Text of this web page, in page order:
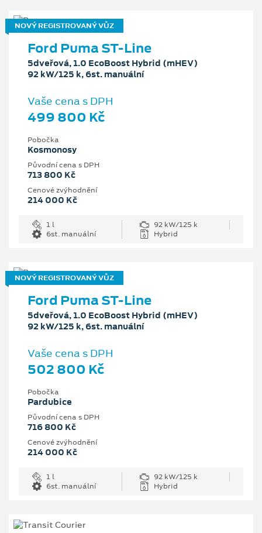
NOVÝ REGISTROVANÝ VŮZ
Ford Puma ST-Line
5dveřová, 1.0 EcoBoost Hybrid (mHEV)
92 kW/125 k, 6st. manuální
Vaše cena s DPH
499 800 Kč
Pobočka
Kosmonosy
Původní cena s DPH
713 800 Kč
Cenové zvýhodnění
214 000 Kč
1 l
92 kW/125 k
6st. manuální
Hybrid
NOVÝ REGISTROVANÝ VŮZ
Ford Puma ST-Line
5dveřová, 1.0 EcoBoost Hybrid (mHEV)
92 kW/125 k, 6st. manuální
Vaše cena s DPH
502 800 Kč
Pobočka
Pardubice
Původní cena s DPH
716 800 Kč
Cenové zvýhodnění
214 000 Kč
1 l
92 kW/125 k
6st. manuální
Hybrid